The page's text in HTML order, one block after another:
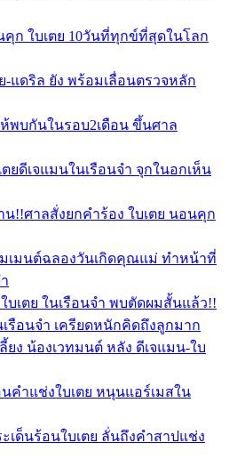
ก ใบเตย 10วันที่ทุกข์ที่สุดในโลก
-แดริล ยัง พร้อมเลื่อนตรวจหลัก
ห้พบกันในรอบ2เดือน ขึ้นศาล
ยดีเจแมนในเรือนจำ จุกในอกเห็น
!!ศาลสั่งยกคำร้อง ใบเตย นอนคุก
มเมนต์ฉลองวันเกิดคุณแม่ ทำหน้าที่
บเตย ในเรือนจำ พบตัดผมสั้นแล้ว!!
เรือนจำ เครียดหนักคิดถึงลูกมาก
ยง น้องเวทมนต์ หลัง ดีเจแมน-ใบ
คำแช่งใบเตย หนุนแอร์เมสใน
เด็นร้อนใบเตย ลั่นถึงคำสาปแช่ง